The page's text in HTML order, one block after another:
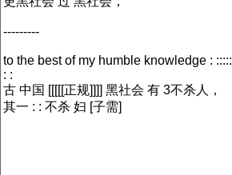
---------
to the best of my humble knowledge : :::::
: :
古 中国 [[[[[正规]]]] 黑社会 有 3不杀人，
其一 : : 不杀 妇 [子需]